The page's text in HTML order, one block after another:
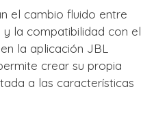
el cambio fluido entre
la compatibilidad con el
la aplicación JBL
crear su propia
a las características